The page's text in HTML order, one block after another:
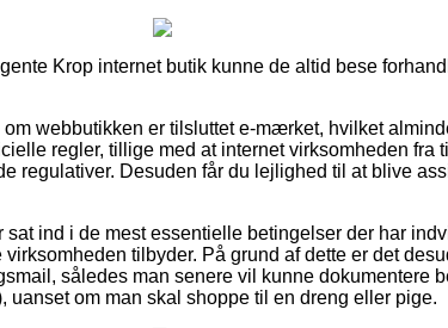
Krop internet butik kunne de altid bese
webbutikken er tilsluttet e-mærket, hvilket
regler, tillige med at internet virksomheden fra
regulativer. Desuden får du lejlighed til at blive
ind i de mest essentielle betingelser der har
tilbyder. På grund af dette er det
således man senere vil kunne dokumentere
uanset om man skal shoppe til en dreng eller pige.